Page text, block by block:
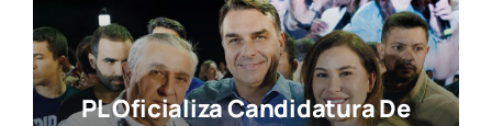
PL Oficializa Candidatura De